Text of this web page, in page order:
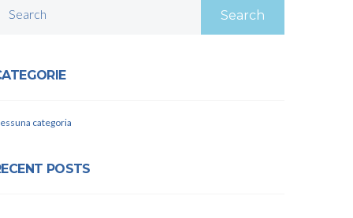
Search
categoria
POSTS